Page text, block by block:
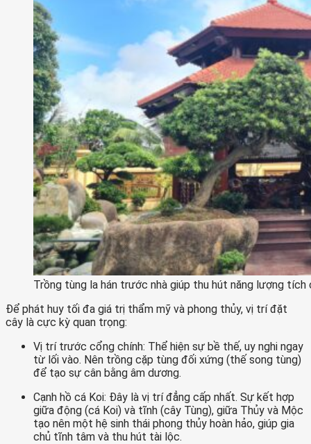
Trồng tùng la hán trước nhà giúp thu hút năng lượng
Để phát huy tối đa giá trị thẩm mỹ và phong thủy, vị trí đặt
cây là cực kỳ quan trọng:
Vị trí trước cổng chính: Thể hiện sự bề thế, uy nghi ngay
từ lối vào. Nên trồng cặp tùng đối xứng (thế song tùng)
để tạo sự cân bằng âm dương.
Cạnh hồ cá Koi: Đây là vị trí đẳng cấp nhất. Sự kết hợp
giữa động (cá Koi) và tĩnh (cây Tùng), giữa Thủy và Mộc
tạo nên một hệ sinh thái phong thủy hoàn hảo, giúp gia
chủ tĩnh tâm và thu hút tài lộc.